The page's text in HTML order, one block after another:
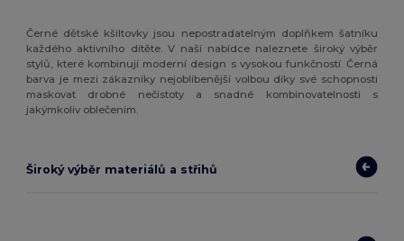
Černé dětské kšiltovky jsou nepostradatelným doplňkem šatníku
každého aktivního dítěte. V naší nabídce naleznete široký výběr
stylů, které kombinují moderní design s vysokou funkčností. Černá
barva je mezi zákazníky nejoblíbenější volbou díky své schopnosti
maskovat drobné nečistoty a snadné kombinovatelnosti s
jakýmkoliv oblečením.
Široký výběr materiálů a střihů